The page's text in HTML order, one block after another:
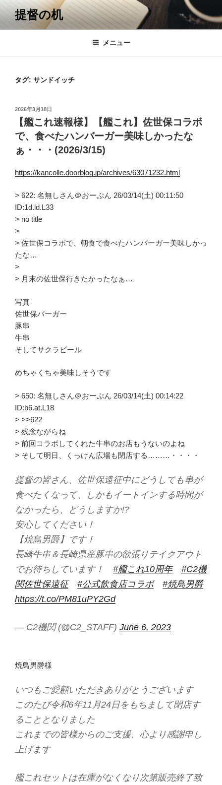
コ
テ
提督の机
メニュー
タグ: サンドイッチ
投
日:
2026年3月18日
【艦これ速報様】【艦これ】佐世保コラボ
で、食べたハンバーガー美味しかったな
ぁ・・・(2026/3/15)
https://kancolle.doorblog.jp/archives/63071232.html
> 622: 名無しさん＠おーぷん 26/03/14(土) 00:11:50
ID:1d.ld.L33
> no title
>
> 佐世保コラボで、朝食で食べたハンバーガー美味しかっ
たな…
>
> 月末の佐世保行きたかったなぁ…
写真
佐世保バーガー
豚串
牛串
そしてサクラビール
めちゃくちゃ美味しそうです
> 650: 名無しさん＠おーぷん 26/03/14(土) 00:14:22
ID:b6.at.L18
> >>622
> 残念ながらね
> 前回コラボしてくれた牛串のお店もうないのよね
> そして明日、くっけん広場も閉店する………・・・・
提督の皆さん、佐世保遠征中にどうしても串が
食べたくなって、しかもイートインする時間が
なかったら、どうしますか!?
安心してください！
【焼鳥男爵】です！
長崎牛串＆長崎県産豚串の欲張りテイクアウト
でお待ちしています！ #艦これ10周年
#C2機
関佐世保遠征
#公式飲食店コラボ
#焼鳥男爵
https://t.co/PM81uPY2Gd
— C2機関 (@C2_STAFF) June 6, 2023
焼鳥男爵様
いつもご愛顧いただきありがとうございます
このたび令和6年11月24日をもちまして閉店す
ることとなりました
これまでの皆様からのご支援、心より感謝申し
上げます
艦これセットは在庫がなくなり次第販売終了致